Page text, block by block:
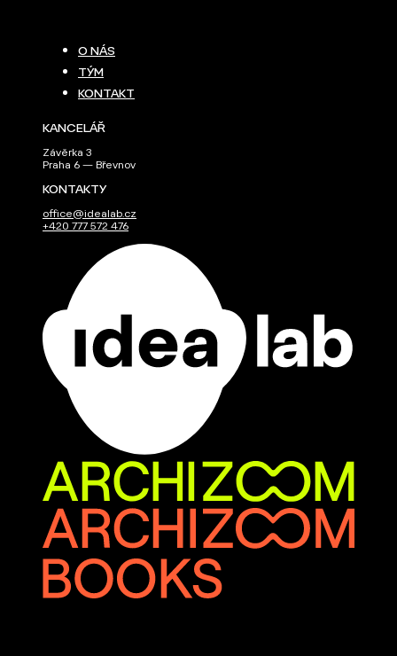
O NÁS
TÝM
KONTAKT
KANCELÁŘ
Závěrka 3
Praha 6 — Břevnov
KONTAKTY
office@idealab.cz
+420 777 572 476